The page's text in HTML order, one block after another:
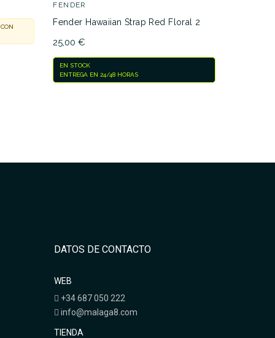
FENDER
Fender Hawaiian Strap Red Floral 2
25,00 €
EN STOCK
ENTREGA EN 24/48 HORAS
DATOS DE CONTACTO
WEB
+34 687 050 222
info@malaga8.com
TIENDA